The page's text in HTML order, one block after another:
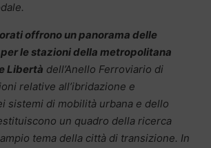
offrono un panorama delle
le stazioni della metropolitana
Libertà dell’Anello Ferroviario di
relative all’ibridazione e
sistemi di mobilità urbana e dello
un quadro della ricerca
tema della città di transizione. In